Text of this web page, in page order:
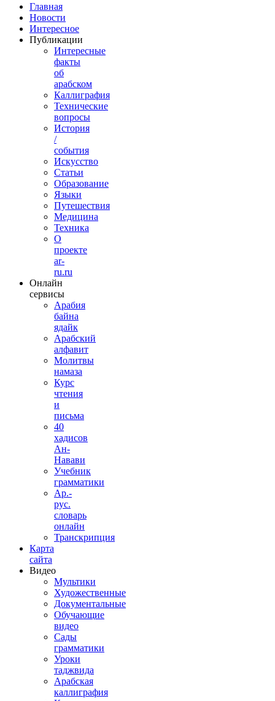
Главная
Новости
Интересное
Публикации
Интересные
факты
об
арабском
Каллиграфия
Технические
вопросы
История
/
события
Искусство
Статьи
Образование
Языки
Путешествия
Медицина
Техника
О
проекте
ar-
ru.ru
Онлайн
сервисы
Арабия
байна
ядайк
Арабский
алфавит
Молитвы
намаза
Курс
чтения
и
письма
40
хадисов
Ан-
Навави
Учебник
грамматики
Ар.-
рус.
словарь
онлайн
Транскрипция
Карта
сайта
Видео
Мультики
Художественные
Документальные
Обучающие
видео
Сады
грамматики
Уроки
таджвида
Арабская
каллиграфия